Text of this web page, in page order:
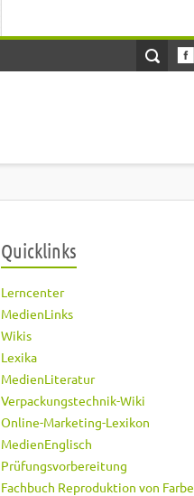
Quicklinks
Lerncenter
MedienLinks
Wikis
Lexika
MedienLiteratur
Verpackungstechnik-Wiki
Online-Marketing-Lexikon
MedienEnglisch
Prüfungsvorbereitung
Fachbuch Reproduktion von Farbe